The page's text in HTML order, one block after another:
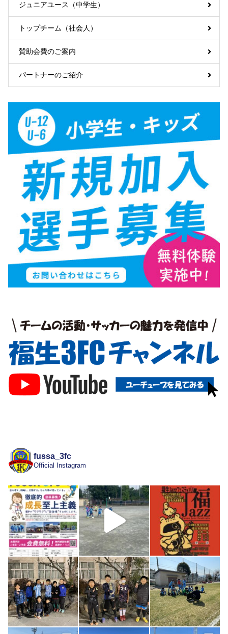
ジュニアユース（中学生）
トップチーム（社会人）
賛助会費のご案内
パートナーのご紹介
fussa_3fc
Official Instagram